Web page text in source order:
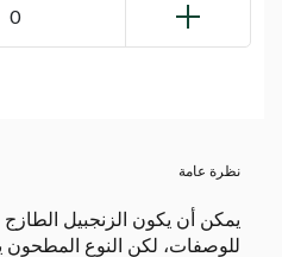
0
نظرة عامة
يمكن أن يكون الزنجبيل
للوصفات، لكن النوع المطحون